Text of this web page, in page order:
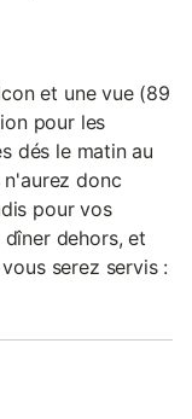
et une vue (89
pour les
dés le matin au
n'aurez donc
pour vos
dehors, et
serez servis :